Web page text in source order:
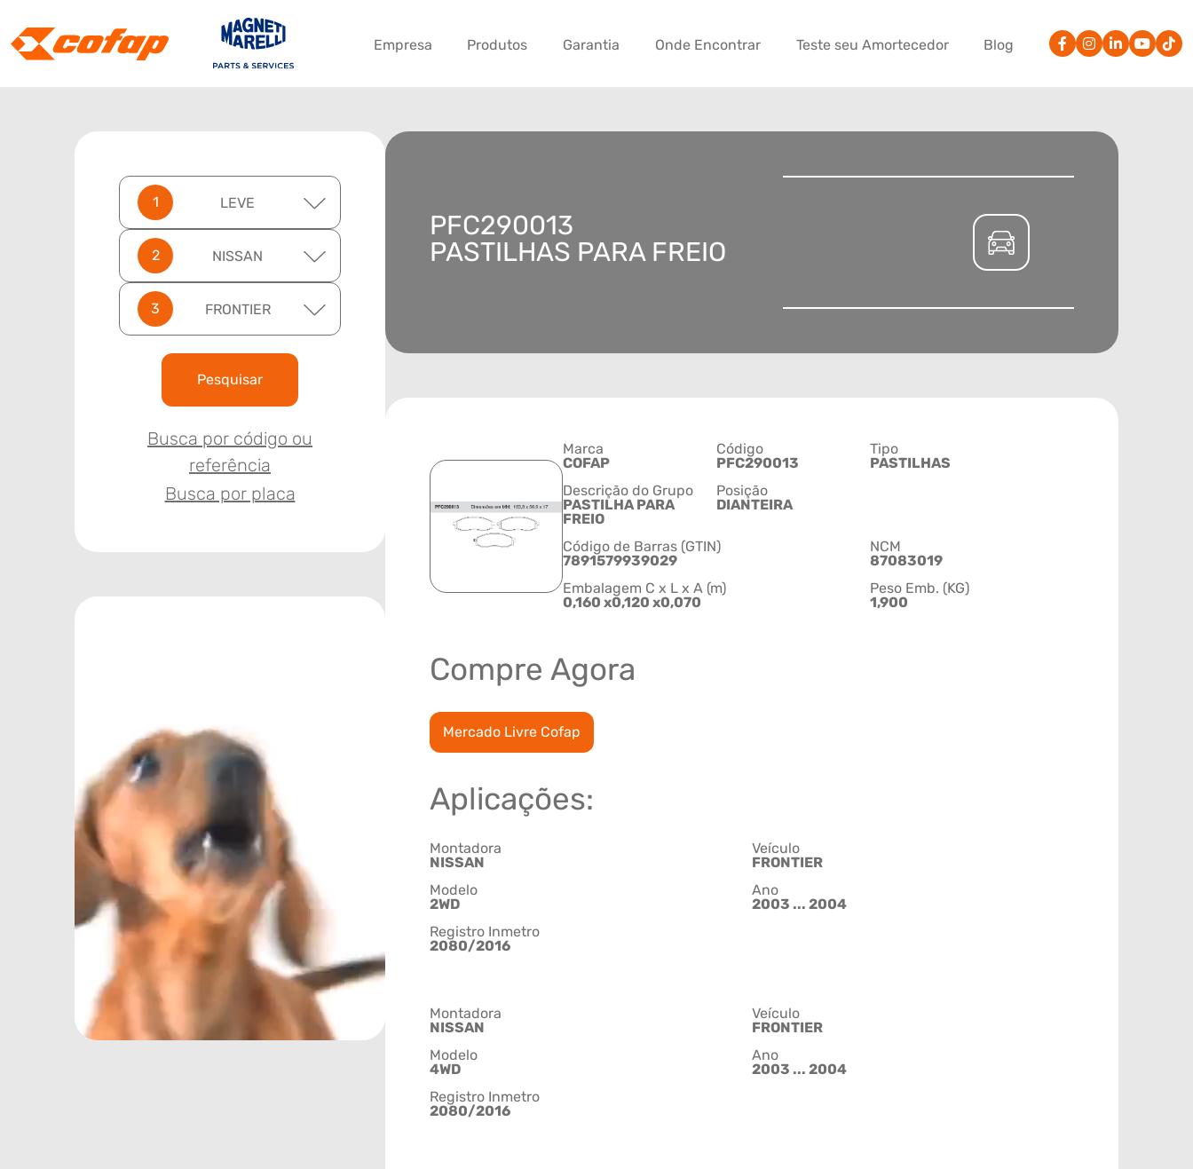
Empresa Produtos Garantia Onde Encontrar Teste seu Amortecedor Blog
LEVE
NISSAN
FRONTIER
Pesquisar
Busca por código ou
referência
Busca por placa
PFC290013
PASTILHAS PARA FREIO
Marca
COFAP
Código
PFC290013
Tipo
PASTILHAS
Descrição do Grupo
PASTILHA PARA
FREIO
Posição
DIANTEIRA
Código de Barras (GTIN)
7891579939029
NCM
87083019
Embalagem C x L x A (m)
0,160 x0,120 x0,070
Peso Emb. (KG)
1,900
Compre Agora
Mercado Livre Cofap
Aplicações:
Montadora
NISSAN
Veículo
FRONTIER
Modelo
2WD
Ano
2003 ... 2004
Registro Inmetro
2080/2016
Montadora
NISSAN
Veículo
FRONTIER
Modelo
4WD
Ano
2003 ... 2004
Registro Inmetro
2080/2016